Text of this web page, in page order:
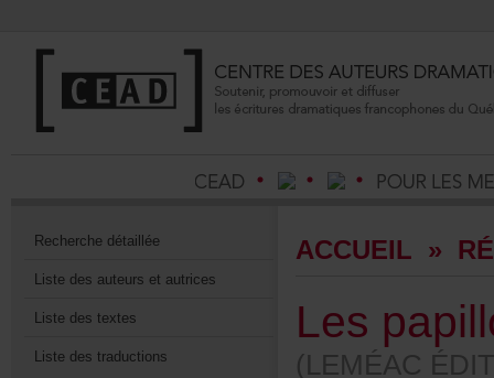
Recherchedétaillée
Listedesauteursetautrices
Listedestextes
Listedestraductions
ACCUEIL »